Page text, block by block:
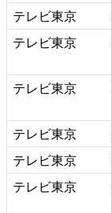
テレビ東京
テレビ東京
テレビ東京
テレビ東京
テレビ東京
テレビ東京